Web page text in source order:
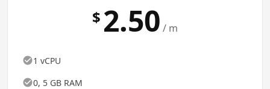
$ 2.50 / m
1 vCPU
0, 5 GB RAM